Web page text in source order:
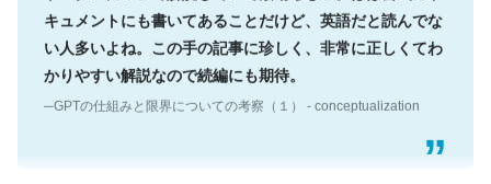
キュメントにも書いてあることだけど、英語だと読んでな
い人多いよね。この手の記事に珍しく、非常に正しくてわ
かりやすい解説なので続編にも期待。